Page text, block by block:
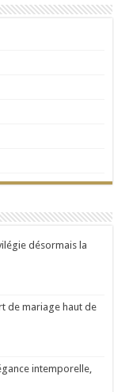
désormais la
de mariage haut de
intemporelle,